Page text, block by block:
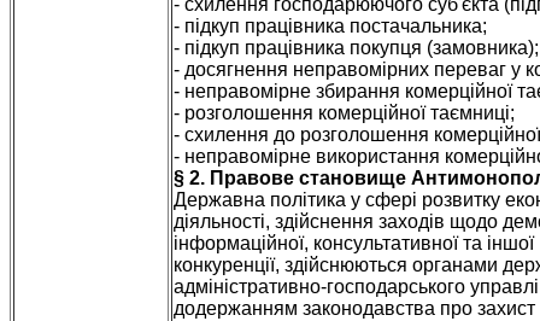
- схилення господарюючого суб'єкта
- підкуп працівника постачальника;
- підкуп працівника покупця (замовника);
- досягнення неправомірних переваг у
- неправомірне збирання комерційної
- розголошення комерційної таємниці;
- схилення до розголошення
- неправомірне використання
§ 2. Правове становище
Державна політика у сфері розвитку
діяльності, здійснення заходів щодо
інформаційної, консультативної та
конкуренції, здійснюються органами
адміністративно-господарського
додержанням законодавства про захист